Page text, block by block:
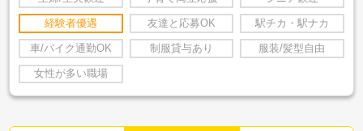
経験者優遇 友達と応募OK 駅チカ・駅ナカ
車/バイク通勤OK 制服貸与あり 服装/髪型自由
女性が多い職場